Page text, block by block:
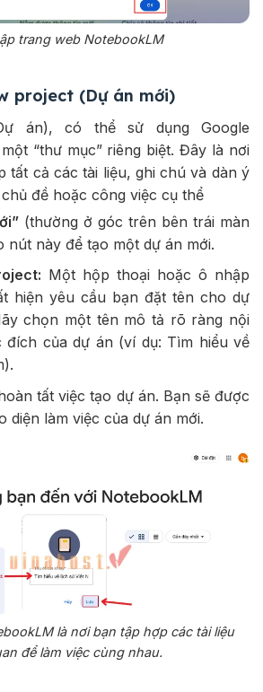
trang web NotebookLM
project (Dự án mới)
án), có thể sử dụng Google
“thư mục” riêng biệt. Đây là nơi
tất cả các tài liệu, ghi chú và dàn ý
đề hoặc công việc cụ thể
(thường ở góc trên bên trái màn
nút này để tạo một dự án mới.
Một hộp thoại hoặc ô nhập
hiện yêu cầu bạn đặt tên cho dự
chọn một tên mô tả rõ ràng nội
đích của dự án (ví dụ: Tìm hiểu về
tất việc tạo dự án. Bạn sẽ được
diện làm việc của dự án mới.
là nơi bạn tập hợp các tài liệu
để làm việc cùng nhau.